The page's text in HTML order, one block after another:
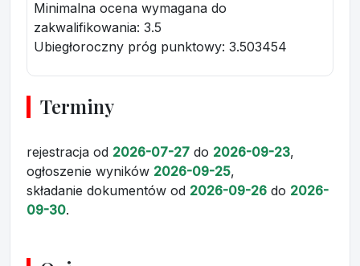
Minimalna ocena wymagana do
zakwalifikowania: 3.5
Ubiegłoroczny próg punktowy: 3.503454
Terminy
rejestracja od 2026-07-27 do 2026-09-23,
ogłoszenie wyników 2026-09-25,
składanie dokumentów od 2026-09-26 do 2026-
09-30.